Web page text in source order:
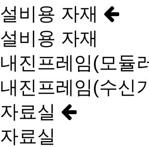
설비용 자재
설비용 자재
내진프레임(모듈
내진프레임(수신
자료실
자료실